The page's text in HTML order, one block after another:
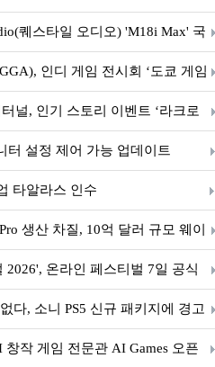
퀘스타일 오디오) 'M18i Max' 국
인디 게임 전시회 ‘도쿄 게임
널, 인기 스토리 이벤트 ‘라크로
이벤트 실시!
터 설정 제어 가능 업데이트
타알라스 인수
생산 차질, 10억 달러 규모 웨이
온라인 페스티벌 7일 공식
다, 소니 PS5 신규 패키지에 경고
작 게임 전문관 AI Games 오픈